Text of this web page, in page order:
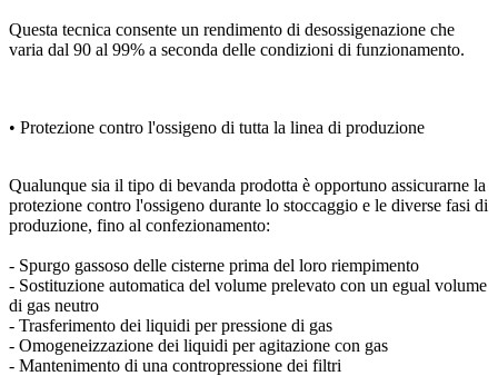
Questa tecnica consente un rendimento di desossigenazione che
varia dal 90 al 99% a seconda delle condizioni di funzionamento.
• Protezione contro l'ossigeno di tutta la linea di produzione
Qualunque sia il tipo di bevanda prodotta è opportuno assicurarne la
protezione contro l'ossigeno durante lo stoccaggio e le diverse fasi di
produzione, fino al confezionamento:
- Spurgo gassoso delle cisterne prima del loro riempimento
- Sostituzione automatica del volume prelevato con un egual volume
di gas neutro
- Trasferimento dei liquidi per pressione di gas
- Omogeneizzazione dei liquidi per agitazione con gas
- Mantenimento di una contropressione dei filtri